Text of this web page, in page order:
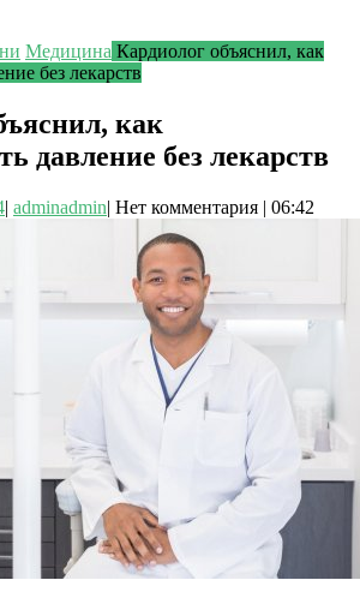
Медицина Кардиолог объяснил, как
без лекарств
как
давление без лекарств
| adminadmin| Нет комментария | 06:42